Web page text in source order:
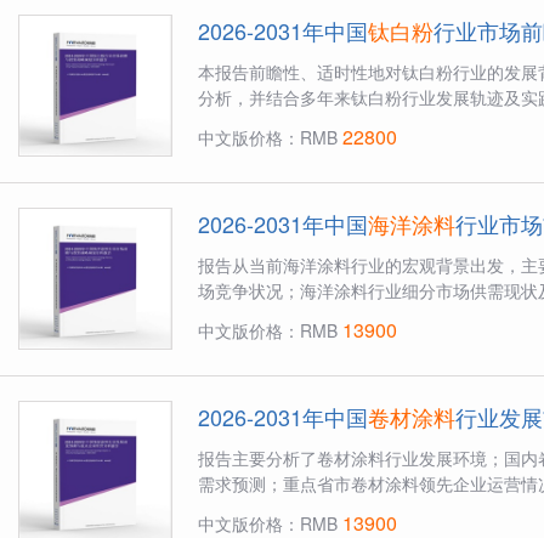
2026-2031年中国钛白粉行业市场
本报告前瞻性、适时性地对钛白粉行业的发
分析，并结合多年来钛白粉行业发展轨迹及
中文版价格：RMB22800
2026-2031年中国海洋涂料行业市
报告从当前海洋涂料行业的宏观背景出发，
场竞争状况；海洋涂料行业细分市场供需现
中文版价格：RMB 13900
2026-2031年中国卷材涂料行业发
报告主要分析了卷材涂料行业发展环境；国
需求预测；重点省市卷材涂料领先企业运营
中文版价格：RMB 13900